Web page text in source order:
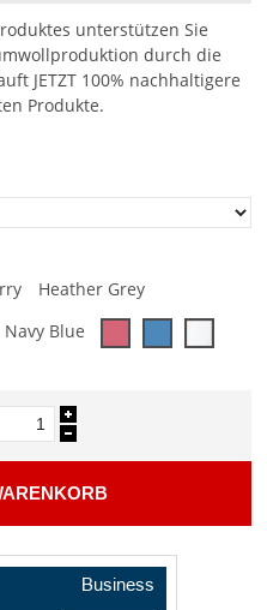
unterstützen Sie
durch die
JETZT 100% nachhaltigere
Produkte.
Heather Grey
Navy Blue